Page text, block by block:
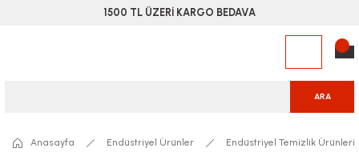
1500 TL ÜZERİ KARGO BEDAVA
ARA
Anasayfa Endüstriyel Ürünler Endüstriyel Temizlik Ürünleri